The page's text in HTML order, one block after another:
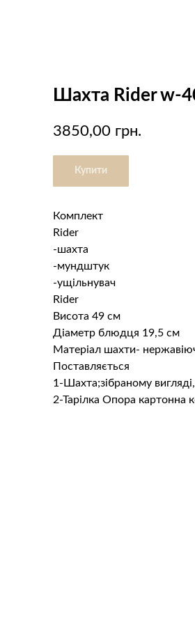
Шахта Rider w-
3850,00 грн.
Купити
Комплект
Rider
-шахта
-мундштук
-ущільнувач
Rider
Висота 49 см
Діаметр блюдця 19,5 см
Матеріал шахти-
Поставляється
1-Шахта;зібраному
2-Тарілка Опора картонна